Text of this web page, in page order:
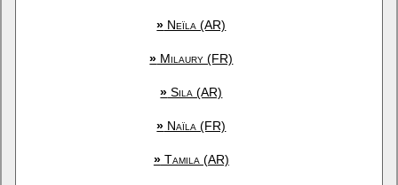
» Neïla (AR)
» Milaury (FR)
» Sila (AR)
» Naïla (FR)
»Tamila (AR)